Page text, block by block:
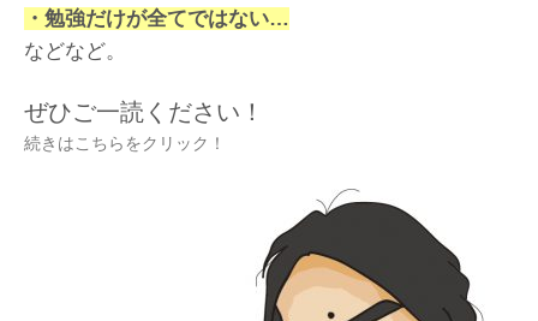
・勉強だけが全てではない…
などなど。
ぜひご一読ください！
続きはこちらをクリック！